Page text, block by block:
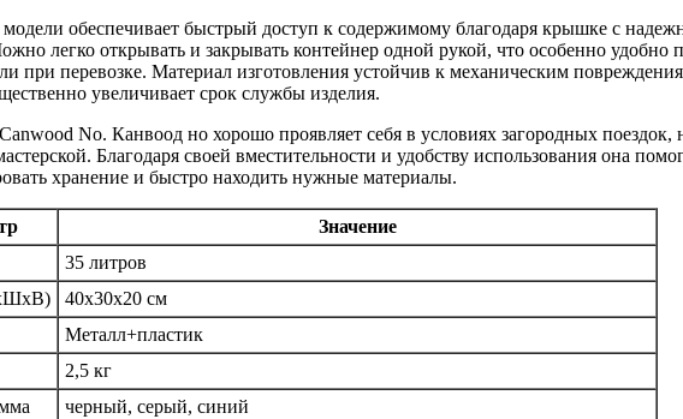
обеспечивает быстрый доступ к содержимому благодаря крышке с
легко открывать и закрывать контейнер одной рукой, что особенно удобно
при перевозке. Материал изготовления устойчив к механическим
увеличивает срок службы изделия.
No. Канвоод но хорошо проявляет себя в условиях загородных поездок,
Благодаря своей вместительности и удобству использования она
хранение и быстро находить нужные материалы.
Значение
35 литров
40x30x20 см
Металл+пластик
2,5 кг
черный, серый, синий